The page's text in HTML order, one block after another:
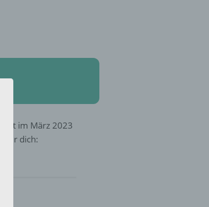
im März 2023
für dich: